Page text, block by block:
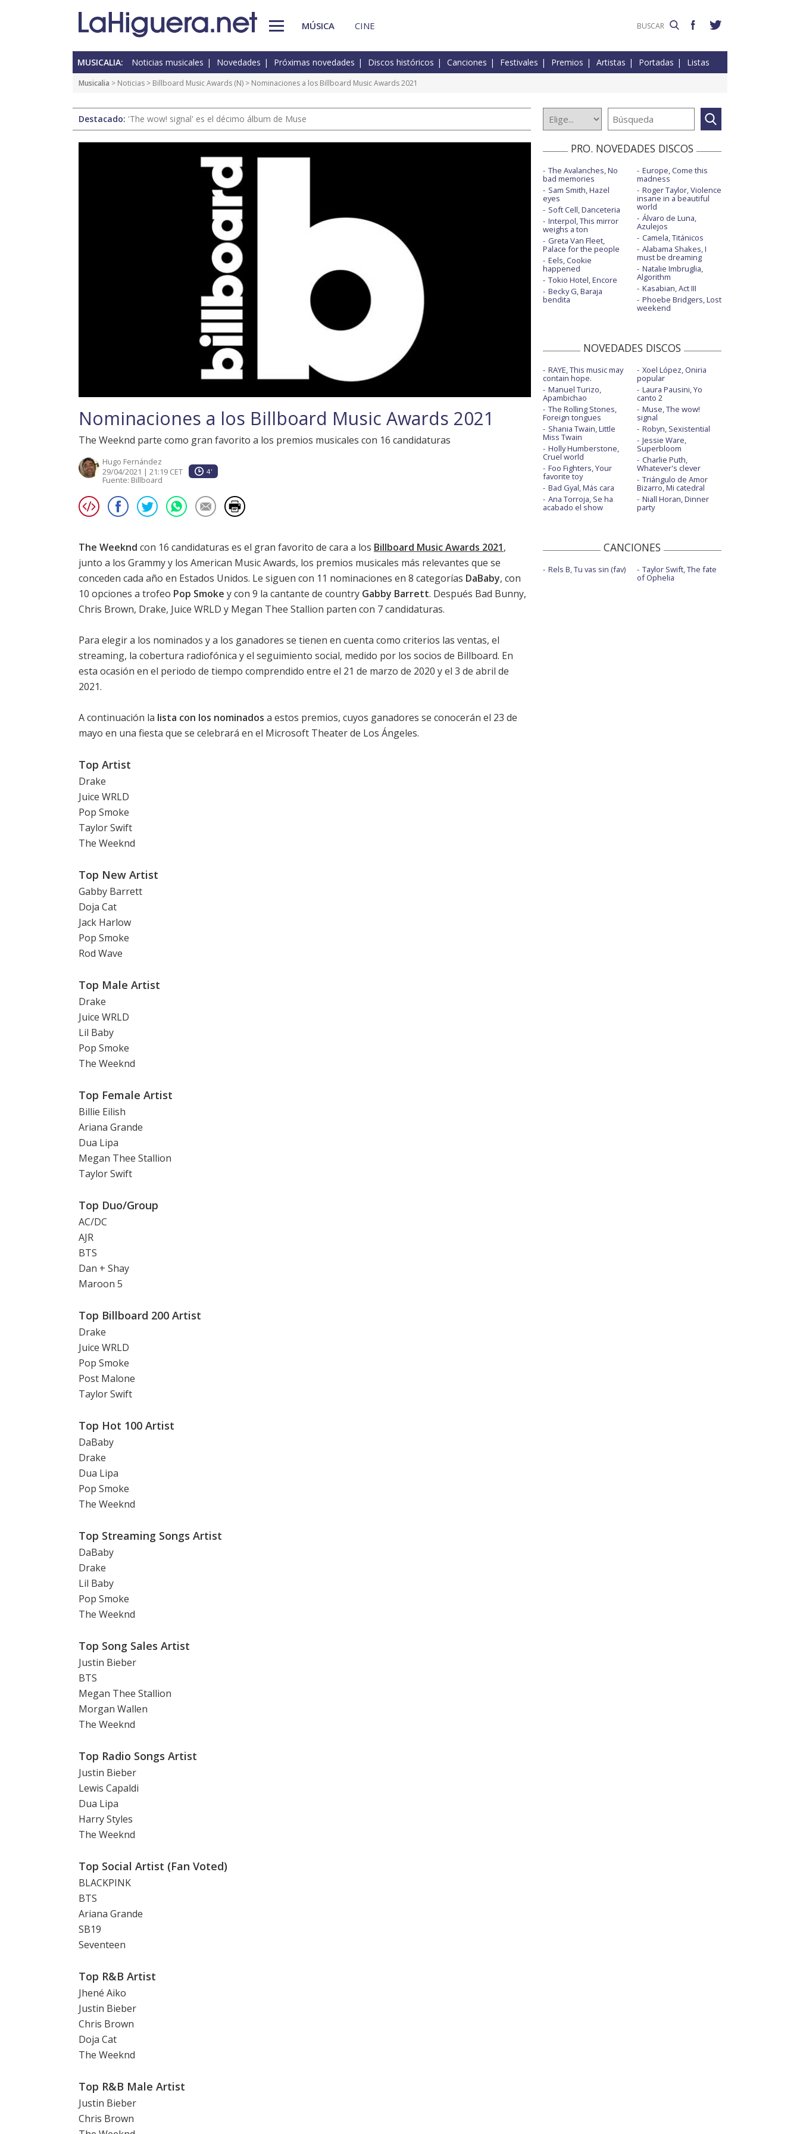
MÚSICA CINE
MUSICALIA: Noticias musicales Novedades Próximas novedades Discos históricos Canciones Festivales Premios Artistas Portadas Listas
Musicalia > Noticias > Billboard Music Awards (N) > Nominaciones a los Billboard Music Awards 2021
Destacado: 'The wow! signal' es el décimo álbum de Muse
Nominaciones a los Billboard Music Awards 2021
The Weeknd parte como gran favorito a los premios musicales con 16 candidaturas
Hugo Fernández
29/04/2021 | 21:19 CET
4'
Fuente: Billboard
The Weeknd con 16 candidaturas es el gran favorito de cara a los Billboard Music Awards 2021,
junto a los Grammy y los American Music Awards, los premios musicales más relevantes que se
conceden cada año en Estados Unidos. Le siguen con 11 nominaciones en 8 categorías DaBaby, con
10 opciones a trofeo Pop Smoke y con 9 la cantante de country Gabby Barrett. Después Bad Bunny,
Chris Brown, Drake, Juice WRLD y Megan Thee Stallion parten con 7 candidaturas.
Para elegir a los nominados y a los ganadores se tienen en cuenta como criterios las ventas, el
streaming, la cobertura radiofónica y el seguimiento social, medido por los socios de Billboard. En
esta ocasión en el periodo de tiempo comprendido entre el 21 de marzo de 2020 y el 3 de abril de
2021.
A continuación la lista con los nominados a estos premios, cuyos ganadores se conocerán el 23 de
mayo en una fiesta que se celebrará en el Microsoft Theater de Los Ángeles.
Top Artist
Drake
Juice WRLD
Pop Smoke
Taylor Swift
The Weeknd
Top New Artist
Gabby Barrett
Doja Cat
Jack Harlow
Pop Smoke
Rod Wave
Top Male Artist
Drake
Juice WRLD
Lil Baby
Pop Smoke
The Weeknd
Top Female Artist
Billie Eilish
Ariana Grande
Dua Lipa
Megan Thee Stallion
Taylor Swift
Top Duo/Group
AC/DC
AJR
BTS
Dan + Shay
Maroon 5
Top Billboard 200 Artist
Drake
Juice WRLD
Pop Smoke
Post Malone
Taylor Swift
Top Hot 100 Artist
DaBaby
Drake
Dua Lipa
Pop Smoke
The Weeknd
Top Streaming Songs Artist
DaBaby
Drake
Lil Baby
Pop Smoke
The Weeknd
Top Song Sales Artist
Justin Bieber
BTS
Megan Thee Stallion
Morgan Wallen
The Weeknd
Top Radio Songs Artist
Justin Bieber
Lewis Capaldi
Dua Lipa
Harry Styles
The Weeknd
Top Social Artist (Fan Voted)
BLACKPINK
BTS
Ariana Grande
SB19
Seventeen
Top R&B Artist
Jhené Aiko
Justin Bieber
Chris Brown
Doja Cat
The Weeknd
Top R&B Male Artist
Justin Bieber
Chris Brown
PRO. NOVEDADES DISCOS
The Avalanches, No
bad memories
Sam Smith, Hazel
eyes
Soft Cell, Danceteria
Interpol, This mirror
weighs a ton
Greta Van Fleet,
Palace for the people
Eels, Cookie
happened
Tokio Hotel, Encore
Becky G, Baraja
bendita
Europe, Come this
madness
Roger Taylor, Violence
insane in a beautiful
world
Álvaro de Luna,
Azulejos
Camela, Titánicos
Alabama Shakes, I
must be dreaming
Natalie Imbruglia,
Algorithm
Kasabian, Act III
Phoebe Bridgers, Lost
weekend
NOVEDADES DISCOS
RAYE, This music may
contain hope.
Manuel Turizo,
Apambichao
The Rolling Stones,
Foreign tongues
Shania Twain, Little
Miss Twain
Holly Humberstone,
Cruel world
Foo Fighters, Your
favorite toy
Bad Gyal, Más cara
Ana Torroja, Se ha
acabado el show
Xoel López, Oniria
popular
Laura Pausini, Yo
canto 2
Muse, The wow!
signal
Robyn, Sexistential
Jessie Ware,
Superbloom
Charlie Puth,
Whatever's clever
Triángulo de Amor
Bizarro, Mi catedral
Niall Horan, Dinner
party
CANCIONES
Rels B, Tu vas sin (fav) Taylor Swift, The fate
of Ophelia